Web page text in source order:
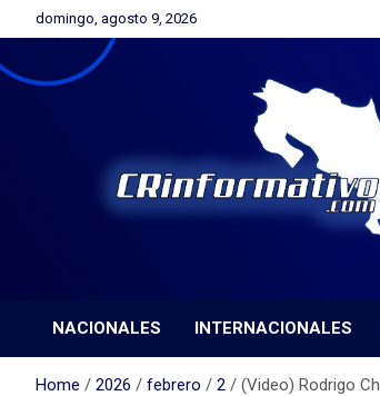
to
domingo, agosto 9, 2026
NACIONALES INTERNACIONALES
Home 2026 febrero 2 (Video) Rodrigo